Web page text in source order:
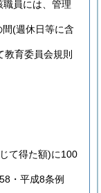
員には、管理
(週休日等に含
育委員会規則
て得た額)に100
・平成8条例